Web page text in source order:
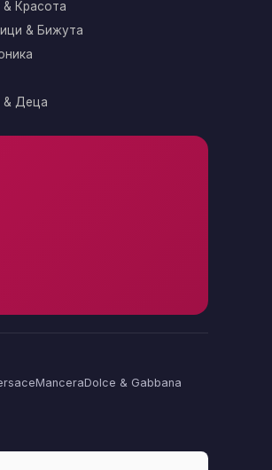
Красота
& Бижута
& Деца
ManceraDolce & Gabbana